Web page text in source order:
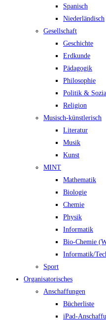
Spanisch
Niederländisch
Gesellschaft
Geschichte
Erdkunde
Pädagogik
Philosophie
Politik &
Religion
Musisch-künstlerisch
Literatur
Musik
Kunst
MINT
Mathematik
Biologie
Chemie
Physik
Informatik
Bio-Chemie
Informatik/
Sport
Organisatorisches
Anschaffungen
Bücherliste
iPad-